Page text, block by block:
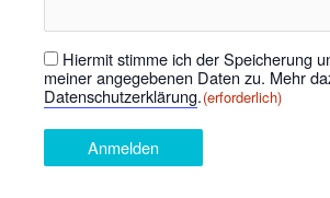
Einwilligung(erforderlich)
Hiermit stimme ich der Speicherung
meiner angegebenen Daten zu. Mehr
Datenschutzerklärung.(erforderlich)
Anmelden